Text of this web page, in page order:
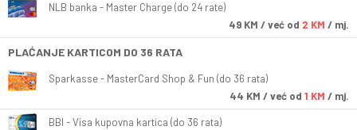
NLB banka - Master Charge (do 24 rate)
49 KM / već od 2 KM / mj.
PLAĆANJE KARTICOM DO 36 RATA
Sparkasse - MasterCard Shop & Fun (do 36 rata)
44 KM / već od 1 KM / mj.
BBI - Visa kupovna kartica (do 36 rata)